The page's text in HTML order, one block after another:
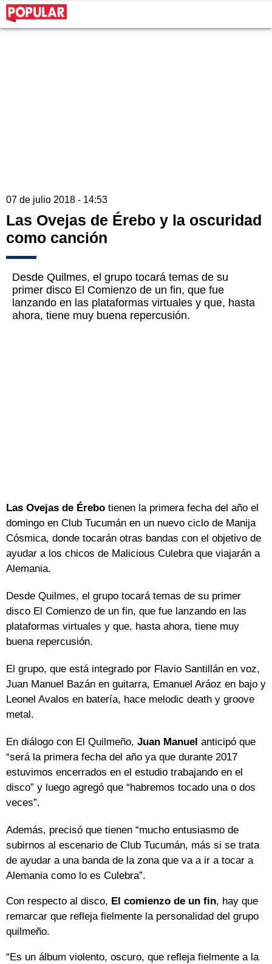
07 de julio 2018 - 14:53
Las Ovejas de Érebo y la oscuridad
como canción
Desde Quilmes, el grupo tocará temas de su
primer disco El Comienzo de un fin, que fue
lanzando en las plataformas virtuales y que, hasta
ahora, tiene muy buena repercusión.
Las Ovejas de Érebo tienen la primera fecha del año el
domingo en Club Tucumán en un nuevo ciclo de Manija
Cósmica, donde tocarán otras bandas con el objetivo de
ayudar a los chicos de Malicious Culebra que viajarán a
Alemania.
Desde Quilmes, el grupo tocará temas de su primer
disco El Comienzo de un fin, que fue lanzando en las
plataformas virtuales y que, hasta ahora, tiene muy
buena repercusión.
El grupo, que está integrado por Flavio Santillán en voz,
Juan Manuel Bazán en guitarra, Emanuel Aráoz en bajo y
Leonel Avalos en batería, hace melodic death y groove
metal.
En diálogo con El Quilmeño, Juan Manuel anticipó que
“será la primera fecha del año ya que durante 2017
estuvimos encerrados en el estudio trabajando en el
disco” y luego agregó que “habremos tocado una o dos
veces”.
Además, precisó que tienen “mucho entusiasmo de
subirnos al escenario de Club Tucumán, más si se trata
de ayudar a una banda de la zona que va a ir a tocar a
Alemania como lo es Culebra”.
Con respecto al disco, El comienzo de un fin, hay que
remarcar que refleja fielmente la personalidad del grupo
quilmeño.
“Es un álbum violento, oscuro, que refleja fielmente a la